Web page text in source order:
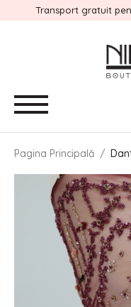
Transport gratuit
Pagina Principală /